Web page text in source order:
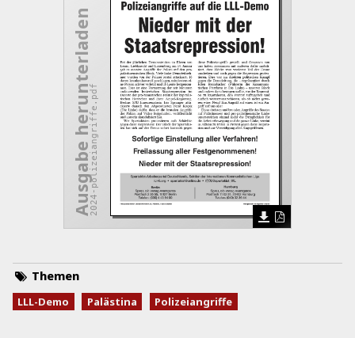
Ausgabe herunterladen2024-polizeiangriffe.pdf
Themen
LLL-Demo Palästina Polizeiangriffe